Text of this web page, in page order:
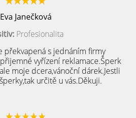
Eva Janečková
Profesionalita
překvapená s jednáním firmy
vyřízení reklamace.Šperk
moje dcera,vánoční dárek.Jestli
určitě u vás.Děkuji.